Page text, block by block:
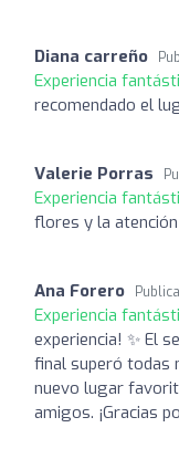
Diana carreño
Experiencia
recomendado el
Valerie Porras
Experiencia
flores y la
Ana Forero
Experiencia
experiencia! ✨ El
final superó todas
nuevo lugar
amigos. ¡Gracias